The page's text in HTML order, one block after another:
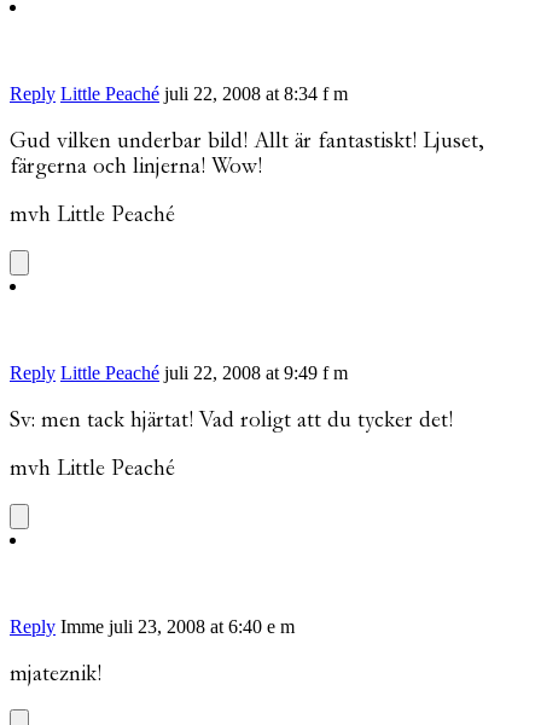
Reply Little Peaché juli 22, 2008 at 8:34 f m
Gud vilken underbar bild! Allt är fantastiskt! Ljuset,
färgerna och linjerna! Wow!
mvh Little Peaché
Reply Little Peaché juli 22, 2008 at 9:49 f m
Sv: men tack hjärtat! Vad roligt att du tycker det!
mvh Little Peaché
Reply Imme juli 23, 2008 at 6:40 e m
mjateznik!